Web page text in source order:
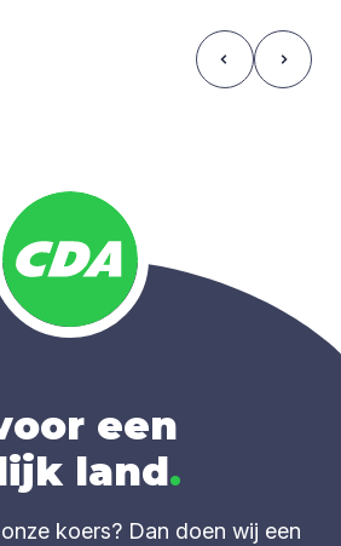
een
land.
koers? Dan doen wij een